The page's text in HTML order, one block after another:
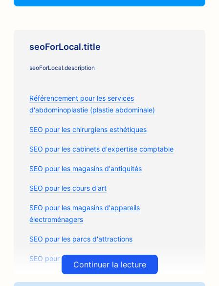
seoForLocal.title
seoForLocal.description
Référencement pour les services
d'abdominoplastie (plastie abdominale)
SEO pour les chirurgiens esthétiques
SEO pour les cabinets d'expertise comptable
SEO pour les magasins d'antiquités
SEO pour les cours d'art
SEO pour les magasins d'appareils
électroménagers
SEO pour les parcs d'attractions
SEO pour les arcades
Continuer la lecture